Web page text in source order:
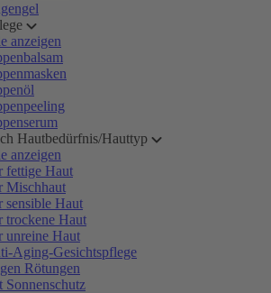
anzeigen
Hautbedürfnis/Hauttyp
anzeigen
fettige Haut
Mischhaut
sensible Haut
trockene Haut
unreine Haut
Aging-Gesichtspflege
Rötungen
Sonnenschutz